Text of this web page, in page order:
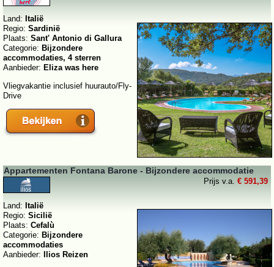
Land: Italië
Regio: Sardinië
Plaats: Sant' Antonio di Gallura
Categorie: Bijzondere
accommodaties, 4 sterren
Aanbieder: Eliza was here
Vliegvakantie inclusief huurauto/Fly-
Drive
Appartementen Fontana Barone - Bijzondere accommodatie
Prijs v.a. € 591,39
Land: Italië
Regio: Sicilië
Plaats: Cefalù
Categorie: Bijzondere
accommodaties
Aanbieder: Ilios Reizen